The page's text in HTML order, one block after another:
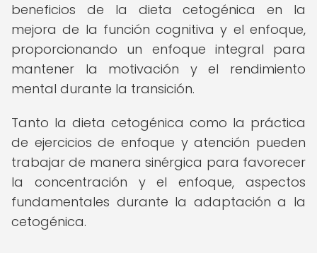
beneficios de la dieta cetogénica en la
mejora de la función cognitiva y el enfoque,
proporcionando un enfoque integral para
mantener la motivación y el rendimiento
mental durante la transición.
Tanto la dieta cetogénica como la práctica
de ejercicios de enfoque y atención pueden
trabajar de manera sinérgica para favorecer
la concentración y el enfoque, aspectos
fundamentales durante la adaptación a la
cetogénica.